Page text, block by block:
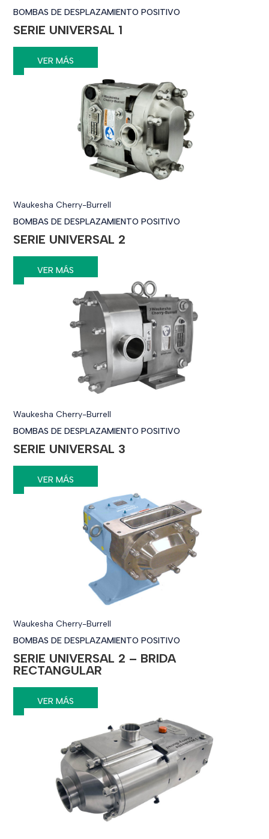
BOMBAS DE DESPLAZAMIENTO POSITIVO
SERIE UNIVERSAL 1
VER MÁS
Waukesha Cherry-Burrell
BOMBAS DE DESPLAZAMIENTO POSITIVO
SERIE UNIVERSAL 2
VER MÁS
Waukesha Cherry-Burrell
BOMBAS DE DESPLAZAMIENTO POSITIVO
SERIE UNIVERSAL 3
VER MÁS
Waukesha Cherry-Burrell
BOMBAS DE DESPLAZAMIENTO POSITIVO
SERIE UNIVERSAL 2 – BRIDA
RECTANGULAR
VER MÁS